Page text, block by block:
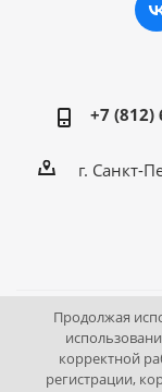
+7 (812)
г. Санкт-
2009 - 2026 ©
Продолжая
корректной
регистрации,